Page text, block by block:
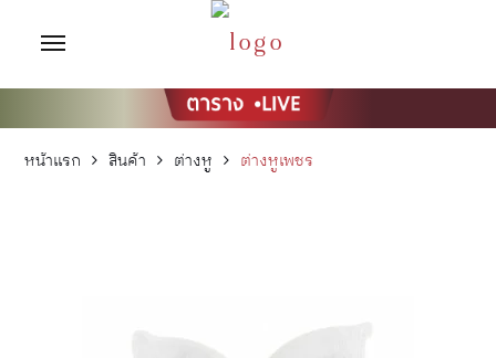
หน้าแรก สินค้า ต่างหู ต่างหูเพชร